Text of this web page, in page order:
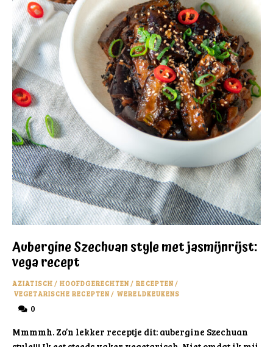
Aubergine Szechuan style met jasmijnrijst:
vega recept
AZIATISCH / HOOFDGERECHTEN/ RECEPTEN/
VEGETARISCHE RECEPTEN/ WERELDKEUKENS
0
Mmmmh. Zo’n lekker receptje dit: aubergine Szechuan